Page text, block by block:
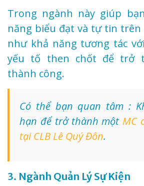
Trong ngành này giúp
năng biểu đạt và tự tin trên
như khả năng tương tác
yếu tố then chốt để trở
thành công.
Có thể bạn quan tâm :
hạn để trở thành một MC
tại CLB Lê Quý Đôn.
3. Ngành Quản Lý Sự Kiện